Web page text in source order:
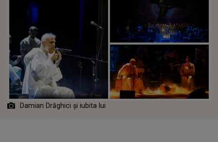
Damian Drăghici și iubita lui